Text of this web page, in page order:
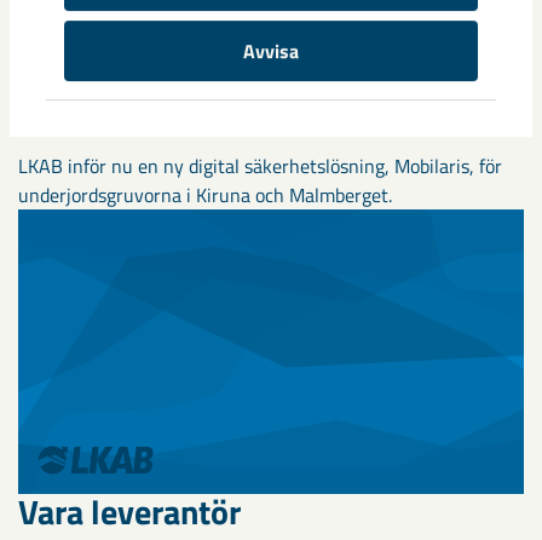
Avvisa
Digital säkerhetslösning
LKAB inför nu en ny digital säkerhetslösning, Mobilaris, för
underjordsgruvorna i Kiruna och Malmberget.
Vara leverantör